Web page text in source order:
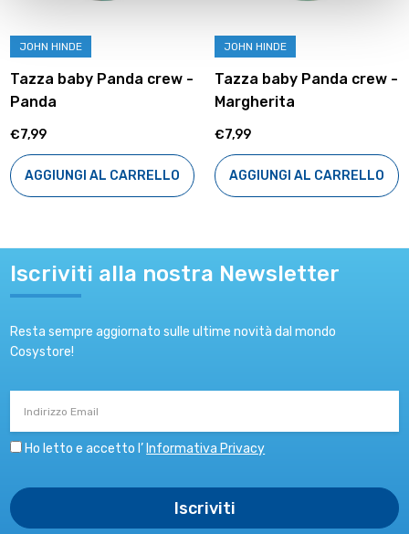
JOHN HINDE
Tazza baby Panda crew -
Panda
€7,99
AGGIUNGI AL CARRELLO
JOHN HINDE
Tazza baby Panda crew -
Margherita
€7,99
AGGIUNGI AL CARRELLO
Iscriviti alla nostra Newsletter
Resta sempre aggiornato sulle ultime novità dal mondo
Cosystore!
Ho letto e accetto l’ Informativa Privacy